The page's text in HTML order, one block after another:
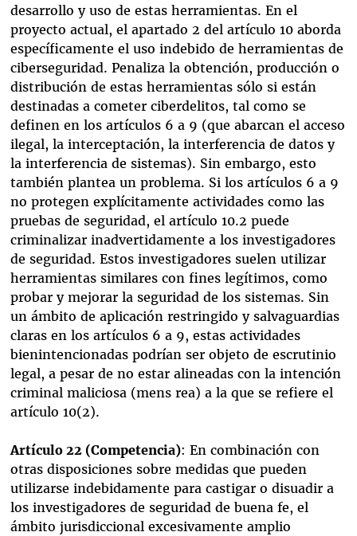
desarrollo y uso de estas herramientas. En el
proyecto actual, el apartado 2 del artículo 10 aborda
específicamente el uso indebido de herramientas de
ciberseguridad. Penaliza la obtención, producción o
distribución de estas herramientas sólo si están
destinadas a cometer ciberdelitos, tal como se
definen en los artículos 6 a 9 (que abarcan el acceso
ilegal, la interceptación, la interferencia de datos y
la interferencia de sistemas). Sin embargo, esto
también plantea un problema. Si los artículos 6 a 9
no protegen explícitamente actividades como las
pruebas de seguridad, el artículo 10.2 puede
criminalizar inadvertidamente a los investigadores
de seguridad. Estos investigadores suelen utilizar
herramientas similares con fines legítimos, como
probar y mejorar la seguridad de los sistemas. Sin
un ámbito de aplicación restringido y salvaguardias
claras en los artículos 6 a 9, estas actividades
bienintencionadas podrían ser objeto de escrutinio
legal, a pesar de no estar alineadas con la intención
criminal maliciosa (mens rea) a la que se refiere el
artículo 10(2).
Artículo 22 (Competencia): En combinación con
otras disposiciones sobre medidas que pueden
utilizarse indebidamente para castigar o disuadir a
los investigadores de seguridad de buena fe, el
ámbito jurisdiccional excesivamente amplio